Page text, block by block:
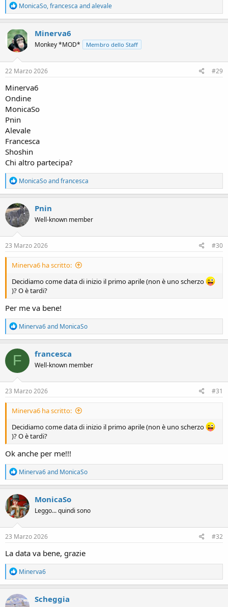
R
e
a
c
t
i
o
n
s
MonicaSo,francesca andalevale
Minerva6
Monkey *MOD* Membro dello Staff
22 Marzo 2026 #29
Minerva6
Ondine
MonicaSo
Pnin
Alevale
Francesca
Shoshin
Chi altro partecipa?
R
e
a
c
t
i
o
n
s
MonicaSoandfrancesca
Pnin
Well-known member
23 Marzo 2026 #30
Minerva6 ha scritto:
Decidiamo come data di inizio il primo aprile (non è uno scherzo
)? O è tardi?
Per me va bene!
R
e
a
c
t
o
n
s
Minerva6and MonicaSo
F francesca
Well-known member
23 Marzo 2026 #31
Minerva6 ha scritto:
Decidiamo come data di inizio il primo aprile (non è uno scherzo
)? O è tardi?
Ok anche per me!!!
R
e
a
c
t
i
o
n
s
Minerva6and MonicaSo
MonicaSo
Leggo... quindi sono
23 Marzo 2026 #32
La data va bene, grazie
R
e
a
c
t
Minerva6
Scheggia